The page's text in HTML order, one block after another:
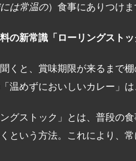
は常温の）食事にありつけま
料の新常識「ローリングストッ
くと、賞味期限が来るまで
温めずにおいしいカレー」
ングストック」とは、普段の
という方法。これにより、